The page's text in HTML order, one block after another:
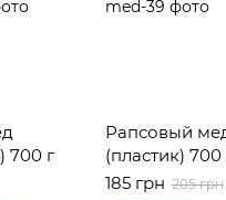
700 г
Рапсовый
(пластик) 700
185 грн 205 грн